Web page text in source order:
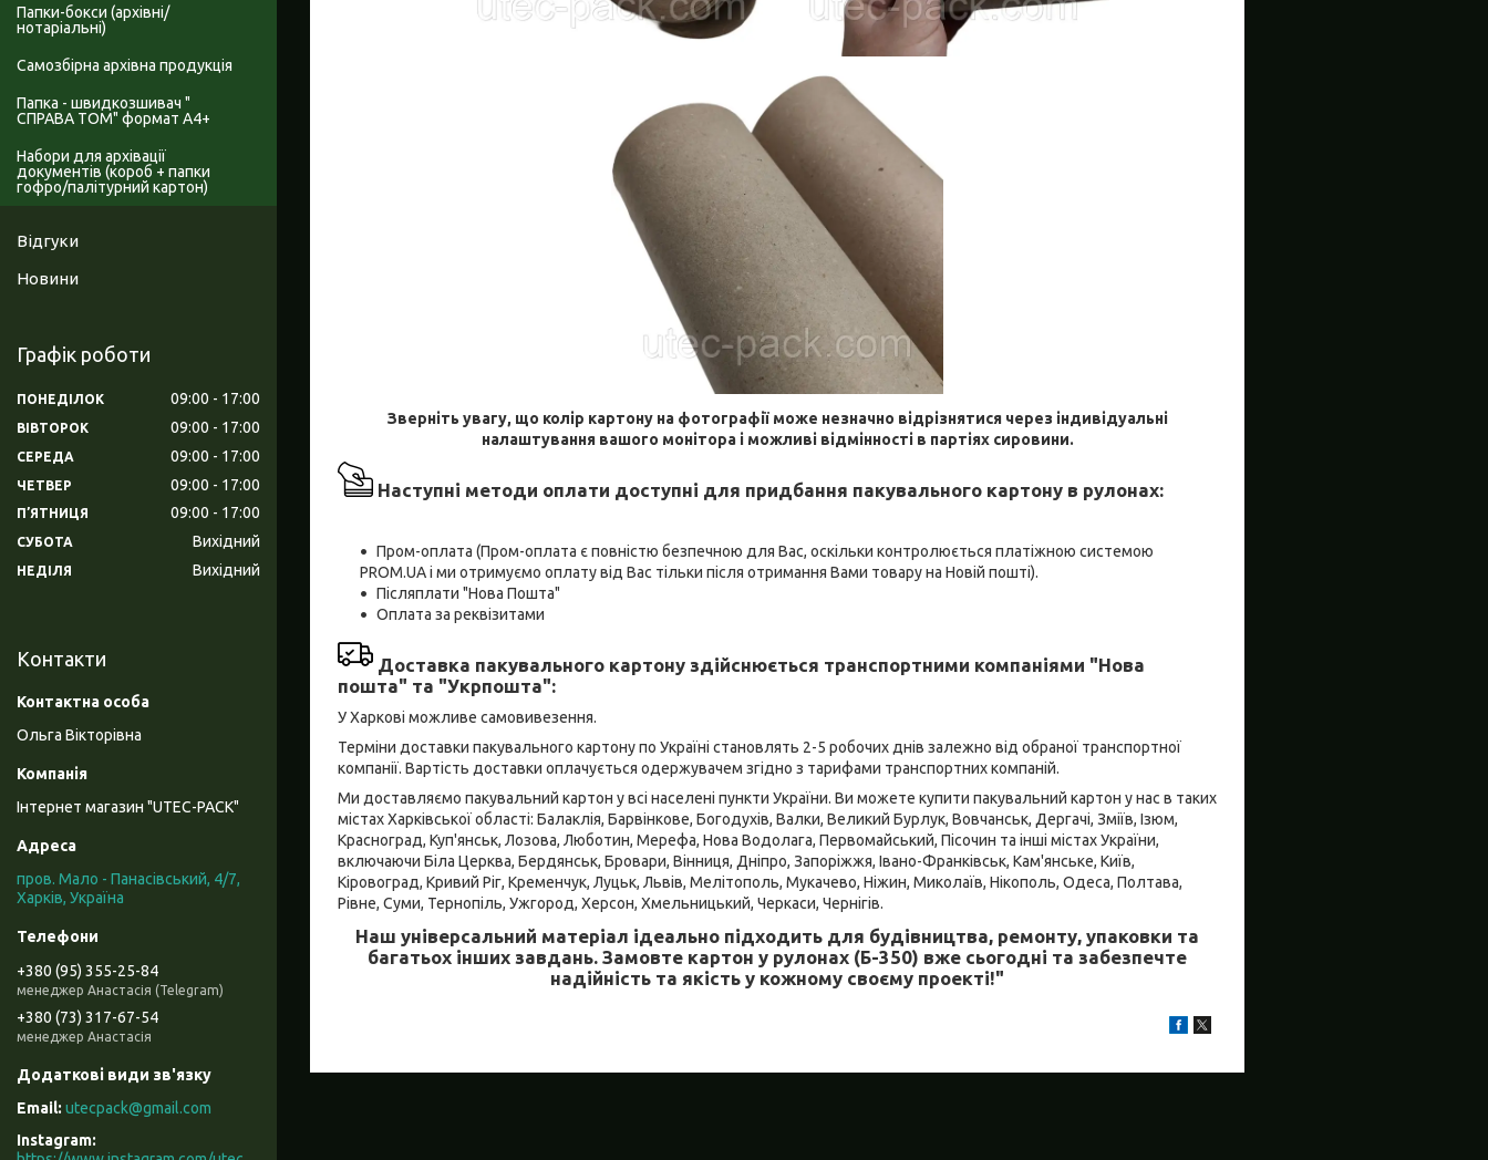
Зверніть увагу, що колір картону на фотографії може незначно відрізнятися через індивідуальні
налаштування вашого монітора і можливі відмінності в партіях сировини.
Наступні методи оплати доступні для придбання пакувального картону в рулонах:
Пром-оплата (Пром-оплата є повністю безпечною для Вас, оскільки контролюється платіжною системою
PROM.UA і ми отримуємо оплату від Вас тільки після отримання Вами товару на Новій пошті).
Післяплати "Нова Пошта"
Оплата за реквізитами
Доставка пакувального картону здійснюється транспортними компаніями "Нова
пошта" та "Укрпошта":
У Харкові можливе самовивезення.
Терміни доставки пакувального картону по Україні становлять 2-5 робочих днів залежно від обраної транспортної
компанії. Вартість доставки оплачується одержувачем згідно з тарифами транспортних компаній.
Ми доставляємо пакувальний картон у всі населені пункти України. Ви можете купити пакувальний картон у нас в таких
містах Харківської області: Балаклія, Барвінкове, Богодухів, Валки, Великий Бурлук, Вовчанськ, Дергачі, Зміїв, Ізюм,
Красноград, Куп'янськ, Лозова, Люботин, Мерефа, Нова Водолага, Первомайський, Пісочин та інші містах України,
включаючи Біла Церква, Бердянськ, Бровари, Вінниця, Дніпро, Запоріжжя, Івано-Франківськ, Кам'янське, Київ,
Кіровоград, Кривий Ріг, Кременчук, Луцьк, Львів, Мелітополь, Мукачево, Ніжин, Миколаїв, Нікополь, Одеса, Полтава,
Рівне, Суми, Тернопіль, Ужгород, Херсон, Хмельницький, Черкаси, Чернігів.
Наш універсальний матеріал ідеально підходить для будівництва, ремонту, упаковки та
багатьох інших завдань. Замовте картон у рулонах (Б-350) вже сьогодні та забезпечте
надійність та якість у кожному своєму проекті!"
Папки-бокси (архівні/
нотаріальні)
Самозбірна архівна продукція
Папка - швидкозшивач "
СПРАВА ТОМ" формат А4+
Набори для архівації
документів (короб + папки
гофро/палітурний картон)
Відгуки
Новини
Графік роботи
ПОНЕДІЛОК 09:00 17:00
ВІВТОРОК 09:00 17:00
СЕРЕДА 09:00 17:00
ЧЕТВЕР 09:00 17:00
ПʼЯТНИЦЯ 09:00 17:00
СУБОТА Вихідний
НЕДІЛЯ Вихідний
Контакти
Ольга Вікторівна
Інтернет магазин "UTEC-PACK"
пров. Мало - Панасівський, 4/7,
Харків, Україна
+380 (95) 355-25-84
менеджер Анастасія (Telegram)
+380 (73) 317-67-54
менеджер Анастасія
utecpack@gmail.com
Instagram